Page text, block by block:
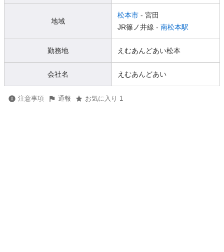
地域
松本市 - 宮田
JR篠ノ井線 - 南松本駅
勤務地 えむあんどあい松本
会社名 えむあんどあい
注意事項 通報 お気に入り 1